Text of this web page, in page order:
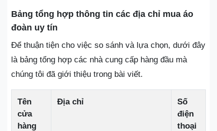
Bảng tổng hợp thông tin các địa chỉ mua áo
đoàn uy tín
Để thuận tiện cho việc so sánh và lựa chọn, dưới đây
là bảng tổng hợp các nhà cung cấp hàng đầu mà
chúng tôi đã giới thiệu trong bài viết.
Tên
cửa
hàng
Địa chỉ
Số
điện
thoại